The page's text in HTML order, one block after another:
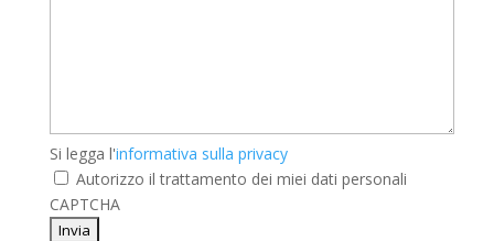
Si
legga
l'informativa
sulla
Si legga l'informativa sulla privacy
Autorizzo il trattamento dei miei dati personali
CAPTCHA